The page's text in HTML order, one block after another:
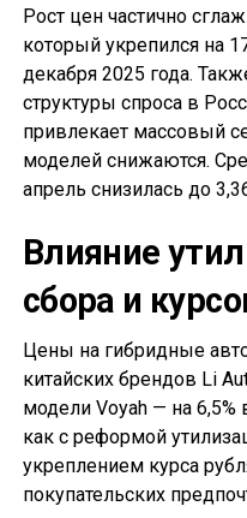
Рост цен частично
который укрепился на
декабря 2025 года.
структуры спроса в
привлекает массовый
моделей снижаются.
апрель снизилась до
Влияние
сбора и
Цены на гибридные
китайских брендов Li
модели Voyah — на 6,5%
как с реформой
укреплением курса
покупательских